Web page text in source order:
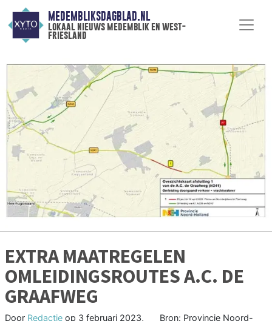
MEDEMBLIKSDAGBLAD.NL
lokaal nieuws medemblik en west-
friesland
EXTRA MAATREGELEN
OMLEIDINGSROUTES A.C. DE
GRAAFWEG
Door Redactie op 3 februari 2023,
Bron: Provincie Noord-